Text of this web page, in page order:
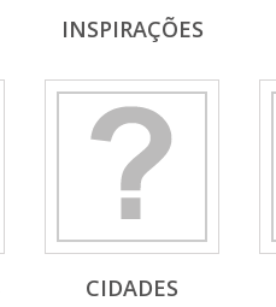
INSPIRAÇÕES
CIDADES